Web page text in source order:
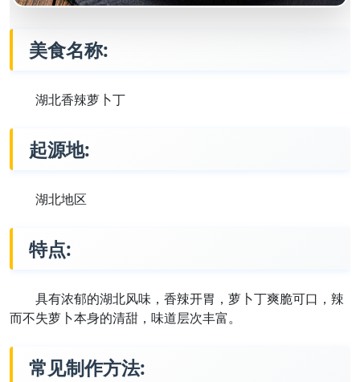
美食名称:
湖北香辣萝卜丁
起源地:
湖北地区
特点:
具有浓郁的湖北风味，香辣开胃，萝卜丁爽脆可口，辣
而不失萝卜本身的清甜，味道层次丰富。
常见制作方法: